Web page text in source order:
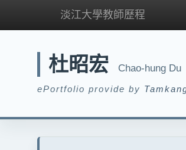
淡江大學教師歷程
杜昭宏 Chao-hung Du
ePortfolio provide by